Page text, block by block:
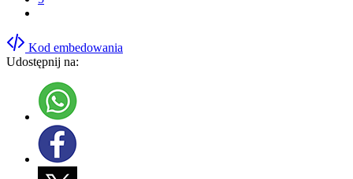
Kod embedowania
Udostępnij na: